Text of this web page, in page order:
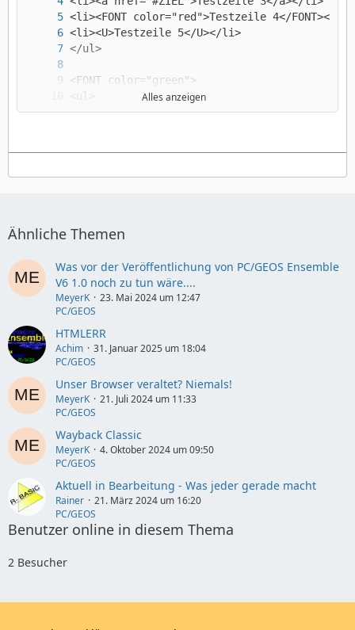
Alles anzeigen
Ähnliche Themen
Was vor der Veröffentlichung von PC/GEOS Ensemble
V6 1.0 noch zu tun wäre....
MeyerK
23. Mai 2024 um 12:47
PC/GEOS
HTMLERR
Achim
31. Januar 2025 um 18:04
PC/GEOS
Unser Browser veraltet? Niemals!
MeyerK
21. Juli 2024 um 11:33
PC/GEOS
Wayback Classic
MeyerK
4. Oktober 2024 um 09:50
PC/GEOS
Aktuell in Bearbeitung - Was jeder gerade macht
Rainer
21. März 2024 um 16:20
PC/GEOS
Benutzer online in diesem Thema
2 Besucher